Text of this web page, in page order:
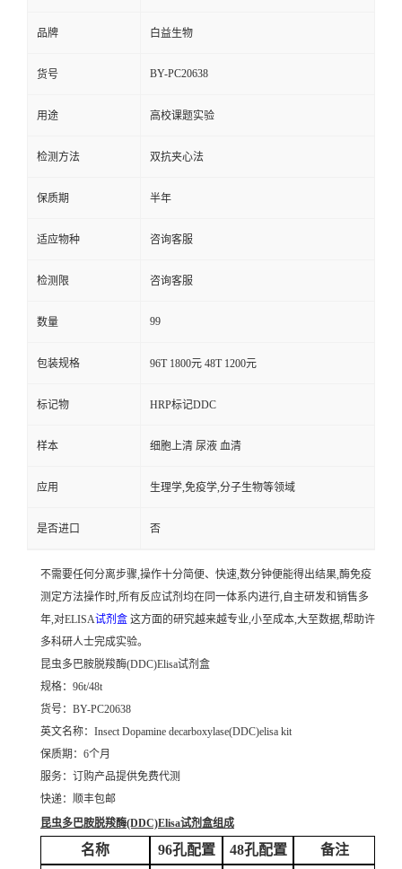
品牌 白益生物
货号 BY-PC20638
用途 高校课题实验
检测方法 双抗夹心法
保质期 半年
适应物种 咨询客服
检测限 咨询客服
数量 99
包装规格 96T 1800元 48T 1200元
标记物 HRP标记DDC
样本 细胞上清 尿液 血清
应用 生理学,免疫学,分子生物等领域
是否进口 否
不需要任何分离步骤,操作十分简便、快速,数分钟便能得出结果,酶免疫
测定方法操作时,所有反应试剂均在同一体系内进行,自主研发和销售多
年,对ELISA试剂盒 这方面的研究越来越专业,小至成本,大至数据,帮助许
多科研人士完成实验。
昆虫多巴胺脱羧酶(DDC)Elisa试剂盒
规格：96t/48t
货号：BY-PC20638
英文名称： Insect Dopamine decarboxylase(DDC)elisa kit
保质期：6个月
服务：订购产品提供免费代测
快递：顺丰包邮
昆虫多巴胺脱羧酶(DDC)Elisa试剂盒组成
名称 96孔配置 48孔配置 备注